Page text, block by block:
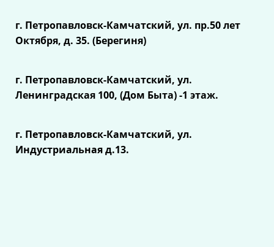
г. Петропавловск-Камчатский, ул. пр.50 лет
Октября, д. 35. (Берегиня)
г. Петропавловск-Камчатский, ул.
Ленинградская 100, (Дом Быта) -1 этаж.
г. Петропавловск-Камчатский, ул.
Индустриальная д.13.